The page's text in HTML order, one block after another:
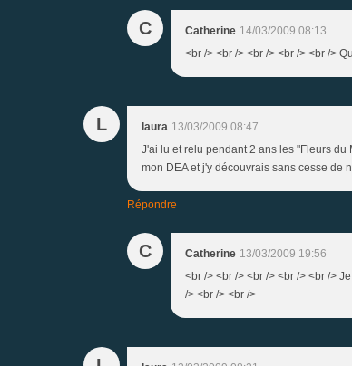
C Catherine 14/03/2009 08:13
<br /> <br /> <br /> <br /> <br />
L laura 13/03/2009 08:47
J'ai lu et relu pendant 2 ans les "Fleurs
mon DEA et j'y découvrais sans cesse de
Répondre
C Catherine 13/03/2009 19:56
<br /> <br /> <br /> <br /> <br />
/> <br /> <br />